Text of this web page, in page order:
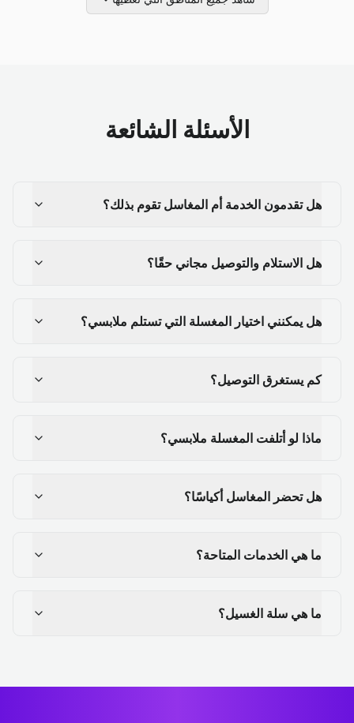
الأسئلة الشائعة
هل تقدمون الخدمة أم المغاسل تقوم بذلك؟
هل الاستلام والتوصيل مجاني حقًا؟
هل يمكنني اختيار المغسلة التي تستلم ملابسي؟
كم يستغرق التوصيل؟
ماذا لو أتلفت المغسلة ملابسي؟
هل تحضر المغاسل أكياسًا؟
ما هي الخدمات المتاحة؟
ما هي سلة الغسيل؟